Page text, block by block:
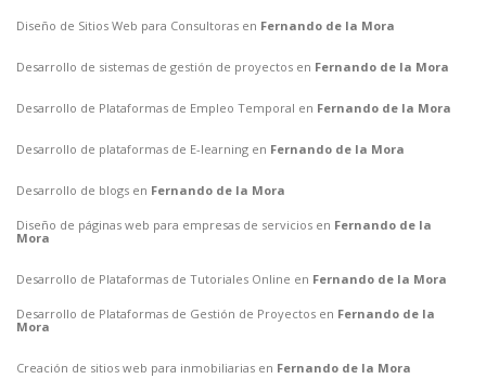
Diseño de Sitios Web para Consultoras en Fernando de la Mora
Desarrollo de sistemas de gestión de proyectos en Fernando de la Mora
Desarrollo de Plataformas de Empleo Temporal en Fernando de la Mora
Desarrollo de plataformas de E-learning en Fernando de la Mora
Desarrollo de blogs en Fernando de la Mora
Diseño de páginas web para empresas de servicios en Fernando de la
Mora
Desarrollo de Plataformas de Tutoriales Online en Fernando de la Mora
Desarrollo de Plataformas de Gestión de Proyectos en Fernando de la
Mora
Creación de sitios web para inmobiliarias en Fernando de la Mora